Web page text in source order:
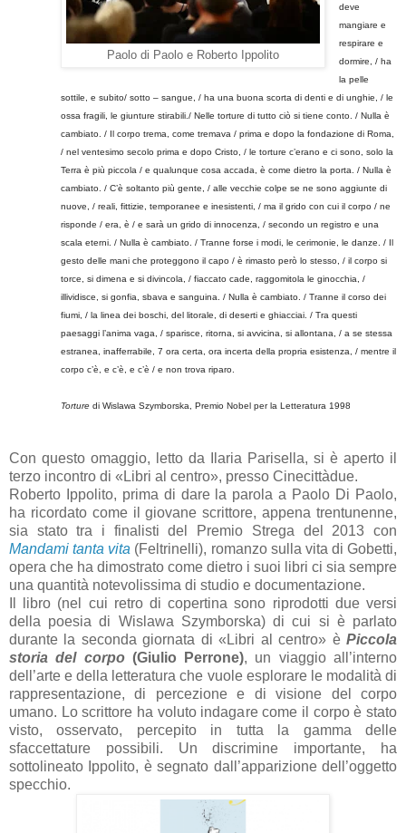
Paolo di Paolo e Roberto Ippolito
deve
mangiare e
respirare e
dormire, / ha
la pelle
sottile, e subito/ sotto – sangue, / ha una buona scorta di denti e di unghie, / le
ossa fragili, le giunture stirabili./ Nelle torture di tutto ciò si tiene conto. / Nulla è
cambiato. / Il corpo trema, come tremava / prima e dopo la fondazione di Roma,
/ nel ventesimo secolo prima e dopo Cristo, / le torture c’erano e ci sono, solo la
Terra è più piccola / e qualunque cosa accada, è come dietro la porta. / Nulla è
cambiato. / C’è soltanto più gente, / alle vecchie colpe se ne sono aggiunte di
nuove, / reali, fittizie, temporanee e inesistenti, / ma il grido con cui il corpo / ne
risponde / era, è / e sarà un grido di innocenza, / secondo un registro e una
scala eterni. / Nulla è cambiato. / Tranne forse i modi, le cerimonie, le danze. / Il
gesto delle mani che proteggono il capo / è rimasto però lo stesso, / il corpo si
torce, si dimena e si divincola, / fiaccato cade, raggomitola le ginocchia, /
illividisce, si gonfia, sbava e sanguina. / Nulla è cambiato. / Tranne il corso dei
fiumi, / la linea dei boschi, del litorale, di deserti e ghiacciai. / Tra questi
paesaggi l’anima vaga, / sparisce, ritorna, si avvicina, si allontana, / a se stessa
estranea, inafferrabile, 7 ora certa, ora incerta della propria esistenza, / mentre il
corpo c’è, e c’è, e c’è / e non trova riparo.
Torturedi Wislawa Szymborska, Premio Nobel per la Letteratura 1998
Con questo omaggio, letto da Ilaria Parisella, si è aperto il
terzo incontro di «Libri al centro», presso Cinecittàdue.
Roberto Ippolito, prima di dare la parola a Paolo Di Paolo,
ha ricordato come il giovane scrittore, appena trentunenne,
sia stato tra i finalisti del Premio Strega del 2013 con
Mandami tanta vita (Feltrinelli), romanzo sulla vita di Gobetti,
opera che ha dimostrato come dietro i suoi libri ci sia sempre
una quantità notevolissima di studio e documentazione.
Il libro (nel cui retro di copertina sono riprodotti due versi
della poesia di Wislawa Szymborska) di cui si è parlato
durante la seconda giornata di «Libri al centro» è Piccola
storia del corpo(Giulio Perrone), un viaggio all’interno
dell’arte e della letteratura che vuole esplorare le modalità di
rappresentazione, di percezione e di visione del corpo
umano. Lo scrittore ha voluto indagare come il corpo è stato
visto, osservato, percepito in tutta la gamma delle
sfaccettature possibili. Un discrimine importante, ha
sottolineato Ippolito, è segnato dall’apparizione dell’oggetto
specchio.